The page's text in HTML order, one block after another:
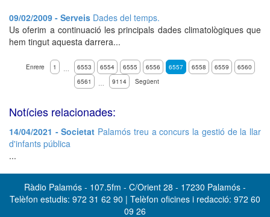
09/02/2009 - Serveis Dades del temps.
Us oferim a continuació les principals dades climatològiques que
hem tingut aquesta darrera...
Enrere 1 … 6553 6554 6555 6556 6557 6558 6559
6560
6561
… 9114 Següent
Notícies relacionades:
14/04/2021 - Societat Palamós treu a concurs la gestió de la llar
d'infants pública
...
Ràdio Palamós - 107.5fm - C/Orient 28 - 17230 Palamós -
Telèfon estudis: 972 31 62 90 | Telèfon oficines i redacció: 972 60
09 26